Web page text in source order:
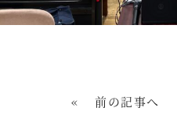
« 前の記事へ